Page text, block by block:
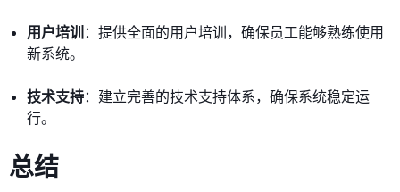
用户培训 ：提供全面的用户培训，确保员工能够熟练使用
新系统。
技术支持：建立完善的技术支持体系，确保系统稳定运
行。
总结